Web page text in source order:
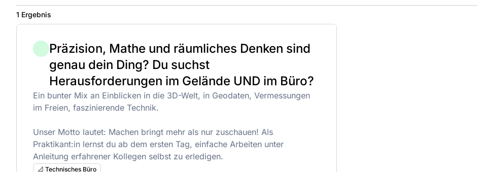
1 Ergebnis
Präzision, Mathe und räumliches Denken sind
genau dein Ding? Du suchst
Herausforderungen im Gelände UND im Büro?
Ein bunter Mix an Einblicken in die 3D-Welt, in Geodaten, Vermessungen
im Freien, faszinierende Technik.
Unser Motto lautet: Machen bringt mehr als nur zuschauen! Als
Praktikant:in lernst du ab dem ersten Tag, einfache Arbeiten unter
Anleitung erfahrener Kollegen selbst zu erledigen.
📐 Technisches Büro